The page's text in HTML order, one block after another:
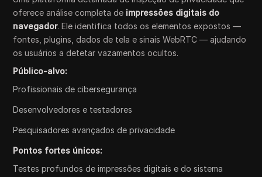
oferece análise completa de impressões digitais do
navegador. Ele identifica todos os elementos expostos —
fontes, plugins, dados de tela e sinais WebRTC — ajudando
os usuários a detetar vazamentos ocultos.
Público-alvo:
Profissionais de cibersegurança
Desenvolvedores e testadores
Pesquisadores avançados de privacidade
Pontos fortes únicos:
Testes profundos de impressões digitais e do sistema